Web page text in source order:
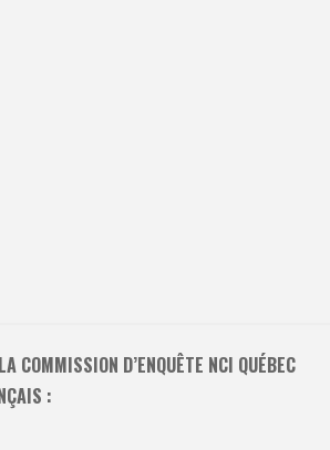
COMMISSION D’ENQUÊTE NCI QUÉBEC
: